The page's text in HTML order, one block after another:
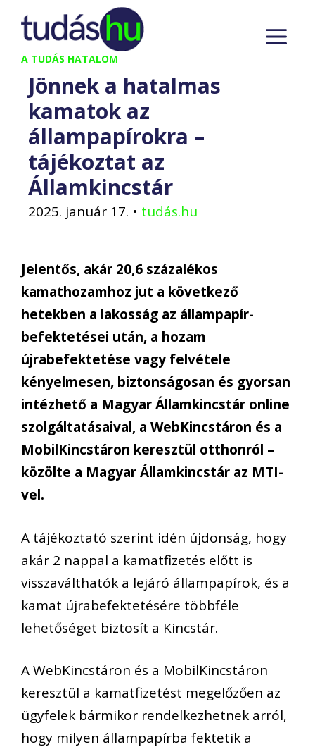
Kilépés
tartalomba
A TUDÁS HATALOM
Jönnek a hatalmas
kamatok az
állampapírokra –
tájékoztat az
Államkincstár
2025. január 17. • tudás.hu
Jelentős, akár 20,6 százalékos
kamathozamhoz jut a következő
hetekben a lakosság az állampapír-
befektetései után, a hozam
újrabefektetése vagy felvétele
kényelmesen, biztonságosan és gyorsan
intézhető a Magyar Államkincstár online
szolgáltatásaival, a WebKincstáron és a
MobilKincstáron keresztül otthonról –
közölte a Magyar Államkincstár az MTI-
vel.
A tájékoztató szerint idén újdonság, hogy
akár 2 nappal a kamatfizetés előtt is
visszaválthatók a lejáró állampapírok, és a
kamat újrabefektetésére többféle
lehetőséget biztosít a Kincstár.
A WebKincstáron és a MobilKincstáron
keresztül a kamatfizetést megelőzően az
ügyfelek bármikor rendelkezhetnek arról,
hogy milyen állampapírba fektetik a